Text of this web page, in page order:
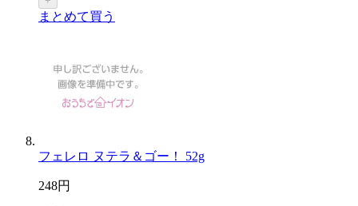
まとめて買う
フェレロ ヌテラ＆ゴー！ 52g
248円